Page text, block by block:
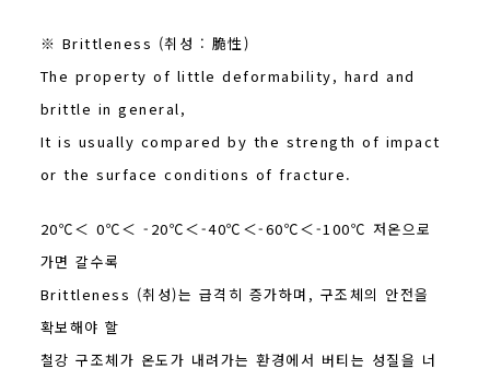
※ Brittleness (취성 : 脆性)
The property of little deformability, hard and
brittle in general,
It is usually compared by the strength of impact
or the surface conditions of fracture.
20℃＜ 0℃＜ -20℃＜-40℃＜-60℃＜-100℃ 저온으로
가면 갈수록
Brittleness (취성)는 급격히 증가하며, 구조체의 안전을
확보해야 할
철강 구조체가 온도가 내려가는 환경에서 버티는 성질을 너